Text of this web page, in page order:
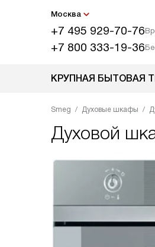
Москва
+7 495 929-70-76
+7 800 333-19-36
КРУПНАЯ БЫТОВАЯ
Smeg Духовые шкафы
Духовой